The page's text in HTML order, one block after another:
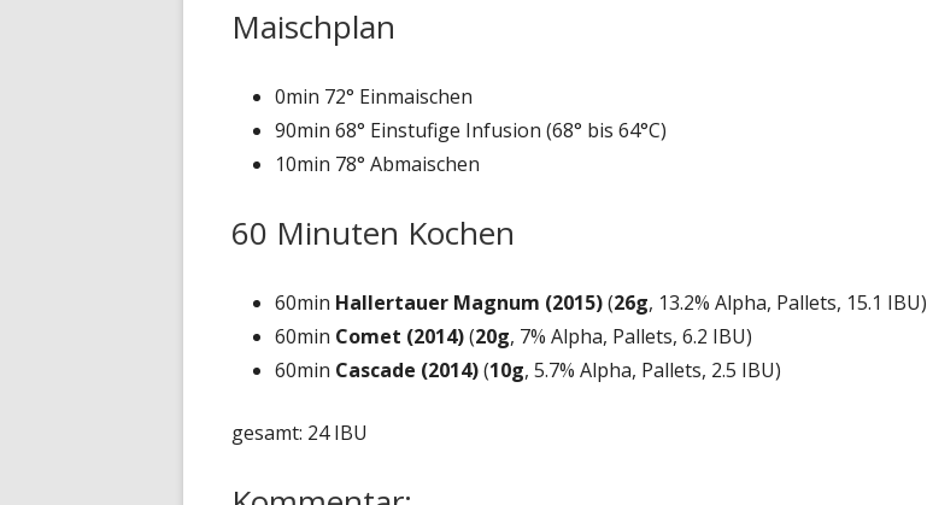
Maischplan
0min 72° Einmaischen
90min 68° Ein­stu­fige Infusion (68° bis 64°C)
10min 78° Abmaischen
60 Minuten Kochen
60min Hallertauer Magnum (2015)(26g, 13.2% Alpha, Pallets, 15.1 IBU)
60min Comet (2014)(20g, 7% Alpha, Pallets, 6.2 IBU)
60min Cascade (2014)(10g, 5.7% Alpha, Pallets, 2.5 IBU)
gesamt: 24 IBU